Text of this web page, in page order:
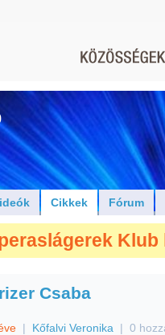
Cikkek Fórum
Klub
Csaba
| Kőfalvi Veronika | 0